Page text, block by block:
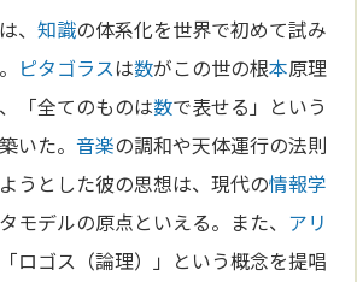
は、知識の体系化を世界で初めて試み
ピタゴラスは数がこの世の根本原理
「全てのものは数で表せる」という
いた。音楽の調和や天体運行の法則
うとした彼の思想は、現代の情報学
モデルの原点といえる。また、 アリ
ロゴス（論理）」という概念を提唱